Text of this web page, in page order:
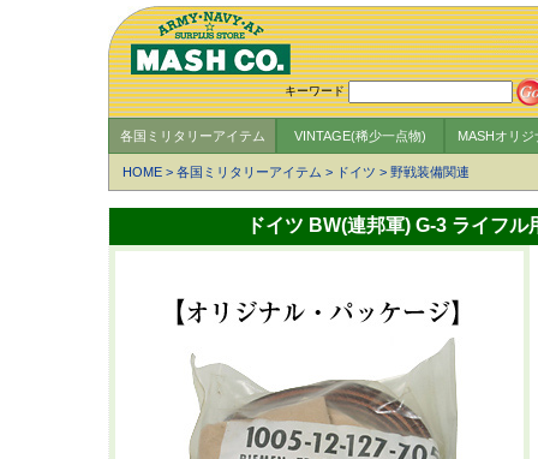
キーワード
各国ミリタリーアイテム VINTAGE(稀少一点物) MASHオリ
HOME > 各国ミリタリーアイテム > ドイツ > 野戦装備関連
ドイツ BW(連邦軍) G-3 ライフ